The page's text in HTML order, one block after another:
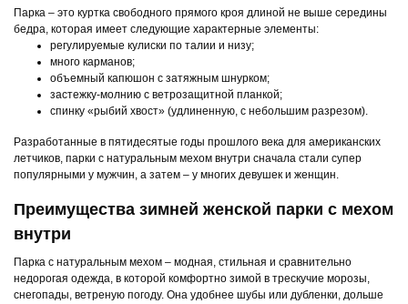
Парка – это куртка свободного прямого кроя длиной не выше середины
бедра, которая имеет следующие характерные элементы:
регулируемые кулиски по талии и низу;
много карманов;
объемный капюшон с затяжным шнурком;
застежку-молнию с ветрозащитной планкой;
спинку «рыбий хвост» (удлиненную, с небольшим разрезом).
Разработанные в пятидесятые годы прошлого века для американских
летчиков, парки с натуральным мехом внутри сначала стали супер
популярными у мужчин, а затем – у многих девушек и женщин.
Преимущества зимней женской парки с мехом
внутри
Парка с натуральным мехом – модная, стильная и сравнительно
недорогая одежда, в которой комфортно зимой в трескучие морозы,
снегопады, ветреную погоду. Она удобнее шубы или дубленки, дольше